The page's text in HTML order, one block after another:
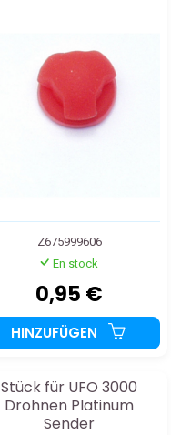
Z675999606
En stock
0,95 €
HINZUFÜGEN
Stück für UFO 3000
Drohnen Platinum
Sender